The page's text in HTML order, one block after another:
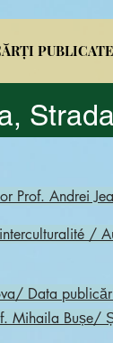
PUBLICATE
Prof. Andrei
/
Data
Mihaila Bușe/